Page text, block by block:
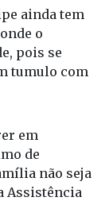
ainda tem
o
pois se
tumulo com
em
de
não seja
Assistência